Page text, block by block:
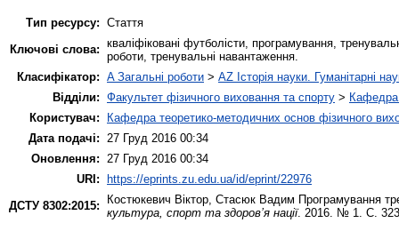
Тип ресурсу: Стаття
Ключові слова: кваліфіковані футболісти, програмування,
роботи, тренувальні навантаження.
Класифікатор: A Загальні роботи > AZ Історія науки. Гуманітарні
Відділи: Факультет фізичного виховання та спорту > Кафедра
Користувач:
Кафедра теоретико-методичних основ фізичного
Дата подачі:
27 Груд 2016 00:34
Оновлення:
27 Груд 2016 00:34
URI: https://eprints.zu.edu.ua/id/eprint/22976
ДСТУ 8302:2015:
Костюкевич Віктор Стасюк Вадим Програмування
культура, спорт та здоров’я нації. 2016. № 1. С.